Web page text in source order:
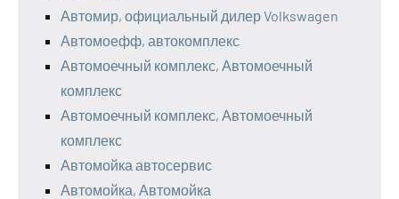
Автомир, официальный дилер Volkswagen
Автомоефф, автокомплекс
Автомоечный комплекс, Автомоечный
комплекс
Автомоечный комплекс, Автомоечный
комплекс
Автомойка автосервис
Автомойка, Автомойка